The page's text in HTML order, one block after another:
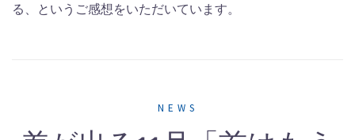
る、というご感想をいただいています。
NEWS